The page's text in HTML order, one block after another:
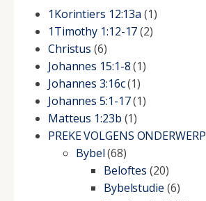
1Korintiers 12:13a (1)
1Timothy 1:12-17(2)
Christus (6)
Johannes 15:1-8(1)
Johannes 3:16c(1)
Johannes 5:1-17(1)
Matteus 1:23b (1)
PREKE VOLGENS ONDERWERP
Bybel(68)
Beloftes (20)
Bybelstudie (6)